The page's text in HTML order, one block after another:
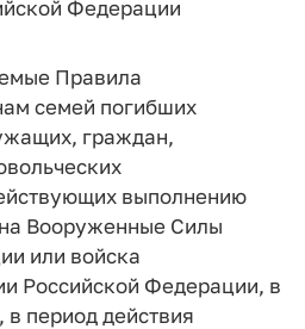
Федерации
Правила
семей погибших
граждан,
выполнению
Вооруженные Силы
или войска
Российской Федерации, в
период действия